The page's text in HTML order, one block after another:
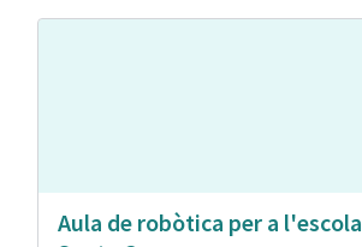
Aula de robòtica per a l'escola